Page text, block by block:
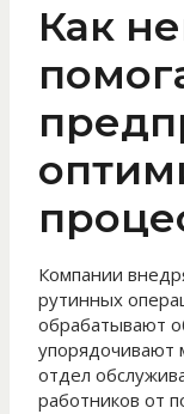
Как
Компании
рутинных
обрабатывают
упорядочивают
отдел
работников от